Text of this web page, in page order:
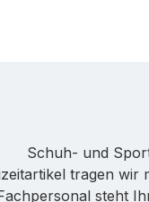
Schuh- und
tragen
steht